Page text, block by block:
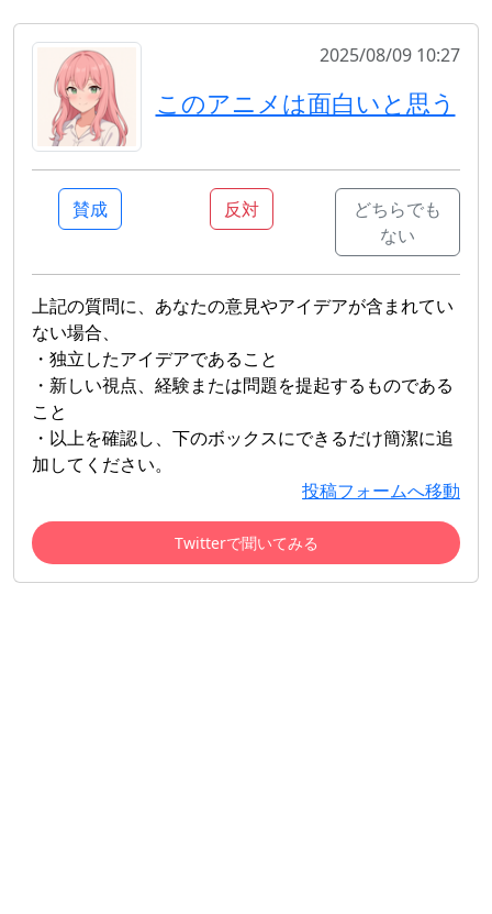
2025/08/09 10:27
このアニメは面白いと思う
賛成 反対
どちらでも
ない
上記の質問に、あなたの意見やアイデアが含まれてい
ない場合、
・独立したアイデアであること
・新しい視点、経験または問題を提起するものである
こと
・以上を確認し、下のボックスにできるだけ簡潔に追
加してください。
投稿フォームへ移動
Twitterで聞いてみる